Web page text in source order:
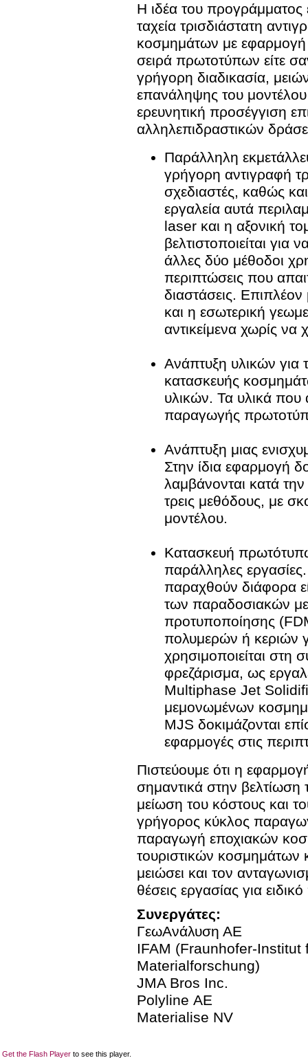
Η ιδέα του προγράμματος
ταχεία τρισδιάστατη
κοσμημάτων με εφαρμογή
σειρά πρωτοτύπων είτε
γρήγορη διαδικασία,
επανάληψης του
ερευνητική προσέγγιση
αλληλεπιδραστικών
Παράλληλη
γρήγορη αντιγραφή
σχεδιαστές, καθώς
εργαλεία αυτά
laser και η αξονική
βελτιστοποιείται για
άλλες δύο μέθοδοι
περιπτώσεις που
διαστάσεις. Επιπλέον
και η εσωτερική
αντικείμενα χωρίς
Ανάπτυξη υλικών για
κατασκευής
υλικών. Τα υλικά
παραγωγής
Ανάπτυξη μιας
Στην ίδια εφαρμογή
λαμβάνονται κατά την
τρεις μεθόδους, με
μοντέλου.
Κατασκευή
παράλληλες
παραχθούν διάφορα
των παραδοσιακών
προτυποποίησης
πολυμερών ή κεριών
χρησιμοποιείται στη
φρεζάρισμα, ως
Multiphase Jet
μεμονωμένων
MJS δοκιμάζονται
εφαρμογές στις
Πιστεύουμε ότι η
σημαντικά στην βελτίωση
μείωση του κόστους και
γρήγορος κύκλος
παραγωγή εποχιακών
τουριστικών κοσμημάτων
μειώσει και τον
θέσεις εργασίας για
Συνεργάτες:
ΓεωΑνάλυση ΑΕ
IFAM (Fraunhofer-
Materialforschung)
JMA Bros Inc.
Polyline ΑΕ
Materialise NV
Get the Flash Player to see this player.